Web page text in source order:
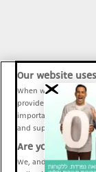
Our website
When we provide
provide social media
important and
and support Maariv,
Are you happy to
We, and our